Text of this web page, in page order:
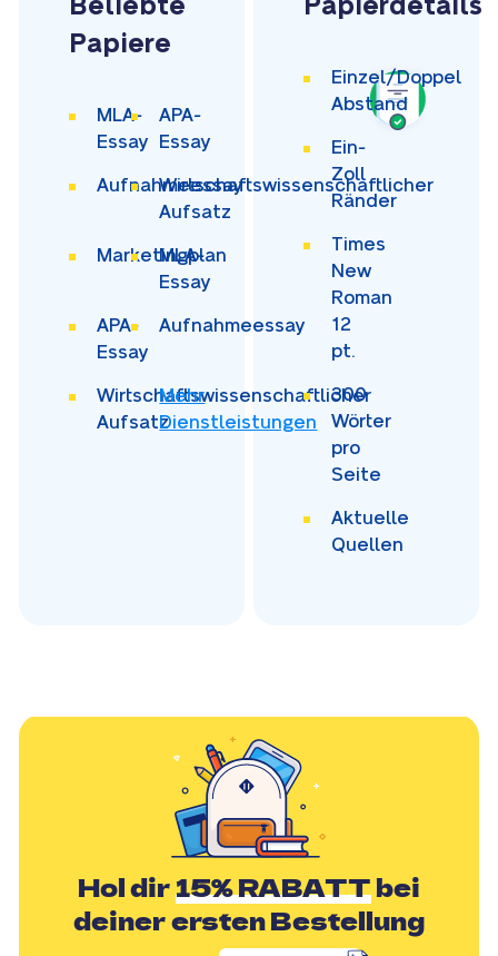
Beliebte
Papiere
MLA-
Essay
APA-
Essay
Aufnahmeessay
Wirtschaftswissenschaftlicher
Aufsatz
Marketingplan
MLA-
Essay
APA-
Essay
Aufnahmeessay
Wirtschaftswissenschaftlicher
Aufsatz
Mehr
Dienstleistungen
Papierdetails
Einzel/Doppel
Abstand
Ein-
Zoll
Ränder
Times
New
Roman
12
pt.
300
Wörter
pro
Seite
Aktuelle
Quellen
Hol dir15% RABATTbei
deiner ersten Bestellung